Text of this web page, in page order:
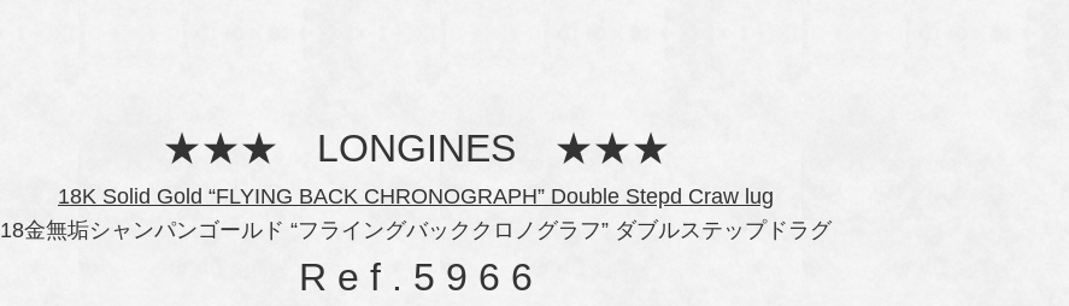
★★★ LONGINES ★★★
18K Solid Gold “FLYING BACK CHRONOGRAPH” Double Stepd Craw lug
18金無垢シャンパンゴールド “フライングバッククロノグラフ” ダブルステップドラグ
R e f . 5 9 6 6